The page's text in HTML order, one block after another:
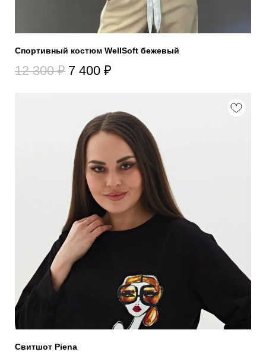
Спортивный костюм WellSoft бежевый
12 300₽ 7 400 ₽
Свитшот Piena